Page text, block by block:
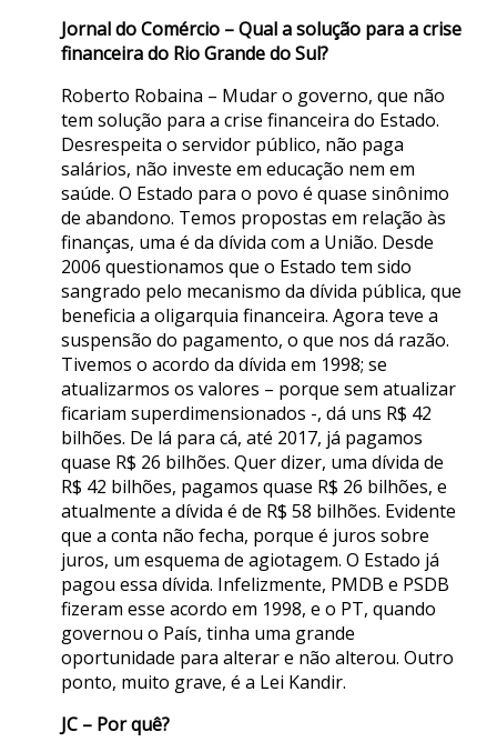
Jornal do Comércio – Qual a solução para a crise
financeira do Rio Grande do Sul?
Roberto Robaina – Mudar o governo, que não
tem solução para a crise financeira do Estado.
Desrespeita o servidor público, não paga
salários, não investe em educação nem em
saúde. O Estado para o povo é quase sinônimo
de abandono. Temos propostas em relação às
finanças, uma é da dívida com a União. Desde
2006 questionamos que o Estado tem sido
sangrado pelo mecanismo da dívida pública, que
beneficia a oligarquia financeira. Agora teve a
suspensão do pagamento, o que nos dá razão.
Tivemos o acordo da dívida em 1998; se
atualizarmos os valores – porque sem atualizar
ficariam superdimensionados -, dá uns R$ 42
bilhões. De lá para cá, até 2017, já pagamos
quase R$ 26 bilhões. Quer dizer, uma dívida de
R$ 42 bilhões, pagamos quase R$ 26 bilhões, e
atualmente a dívida é de R$ 58 bilhões. Evidente
que a conta não fecha, porque é juros sobre
juros, um esquema de agiotagem. O Estado já
pagou essa dívida. Infelizmente, PMDB e PSDB
fizeram esse acordo em 1998, e o PT, quando
governou o País, tinha uma grande
oportunidade para alterar e não alterou. Outro
ponto, muito grave, é a Lei Kandir.
JC – Por quê?